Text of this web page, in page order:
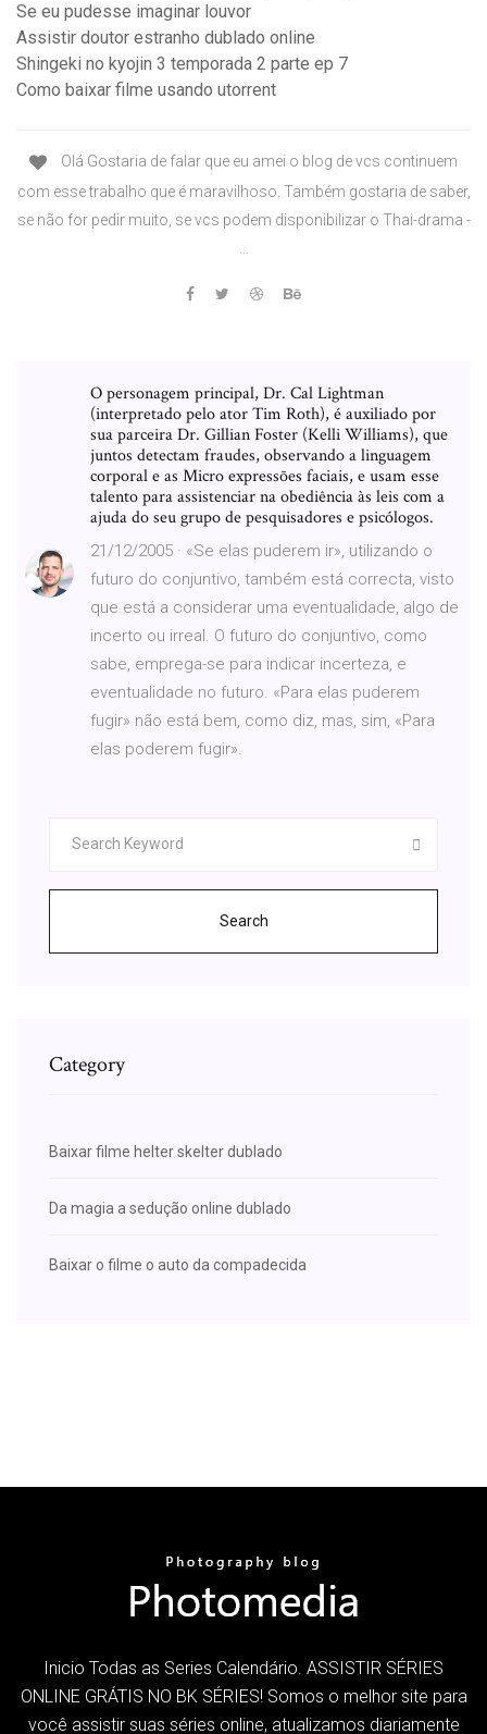
Se eu pudesse imaginar louvor
Assistir doutor estranho dublado online
Shingeki no kyojin 3 temporada 2 parte ep 7
Como baixar filme usando utorrent
Olá Gostaria de falar que eu amei o blog de vcs continuem
com esse trabalho que é maravilhoso. Também gostaria de saber,
se não for pedir muito, se vcs podem disponibilizar o Thai-drama -
O personagem principal, Dr. Cal Lightman
(interpretado pelo ator Tim Roth), é auxiliado por
sua parceira Dr. Gillian Foster (Kelli Williams), que
juntos detectam fraudes, observando a linguagem
corporal e as Micro expressões faciais, e usam esse
talento para assistenciar na obediência às leis com a
ajuda do seu grupo de pesquisadores e psicólogos.
21/12/2005 · «Se elas puderem ir», utilizando o
futuro do conjuntivo, também está correcta, visto
que está a considerar uma eventualidade, algo de
incerto ou irreal. O futuro do conjuntivo, como
sabe, emprega-se para indicar incerteza, e
eventualidade no futuro. «Para elas puderem
fugir» não está bem, como diz, mas, sim, «Para
elas poderem fugir».
Search
Category
Baixar filme helter skelter dublado
Da magia a sedução online dublado
Baixar o filme o auto da compadecida
Inicio Todas as Series Calendário. ASSISTIR SÉRIES
ONLINE GRÁTIS NO BK SÉRIES! Somos o melhor site para
você assistir suas séries online, atualizamos diariamente